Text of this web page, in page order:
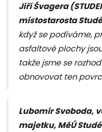
Jiří Švagera
místostarosta
když se podíváme,
asfaltové plochy
takže jsme se
obnovovat ten
Lubomír Svoboda,
majetku, MěÚ